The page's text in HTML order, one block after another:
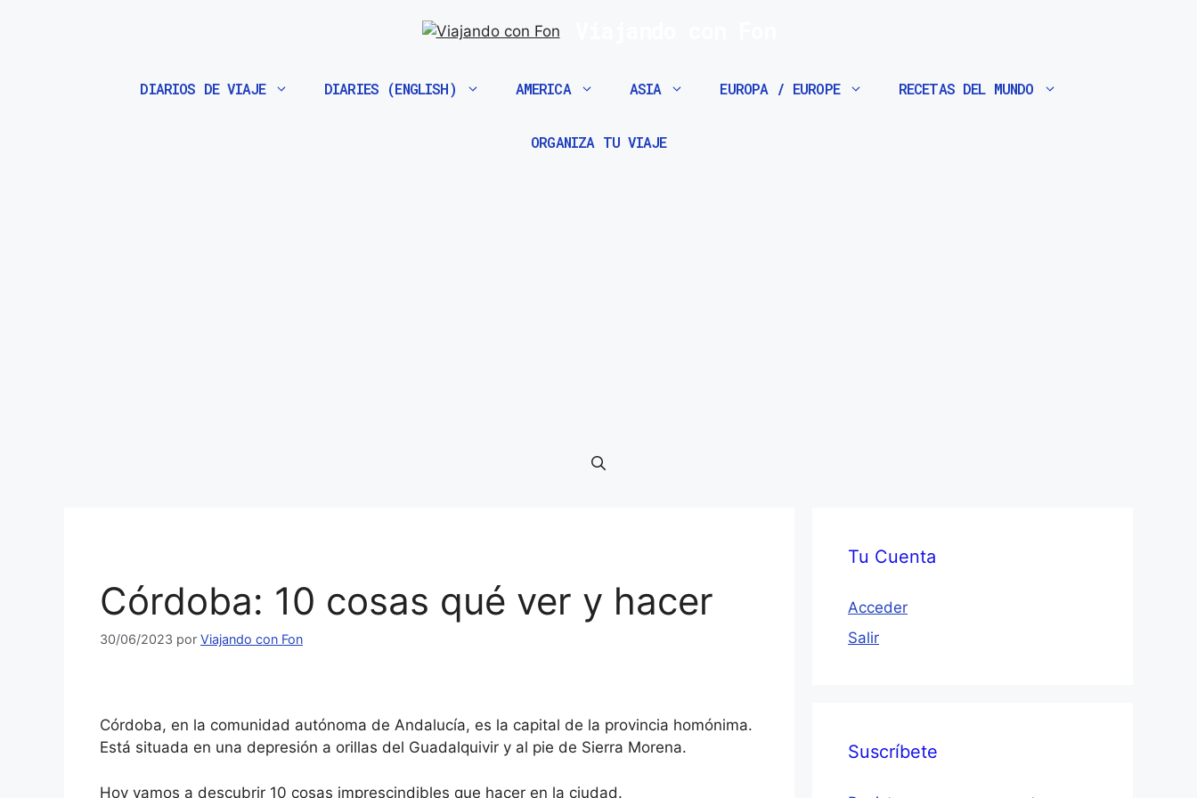
DIARIOS DE VIAJE DIARIES (ENGLISH) AMERICA ASIA EUROPA / EUROPE RECETAS DEL MUNDO
ORGANIZA TU VIAJE
Córdoba: 10 cosas qué ver y hacer
30/06/2023 por Viajando con Fon
Córdoba, en la comunidad autónoma de Andalucía, es la capital de la provincia homónima.
Está situada en una depresión a orillas del Guadalquivir y al pie de Sierra Morena.
Hoy vamos a descubrir 10 cosas imprescindibles que hacer en la ciudad.
Tu Cuenta
Acceder
Salir
Suscríbete